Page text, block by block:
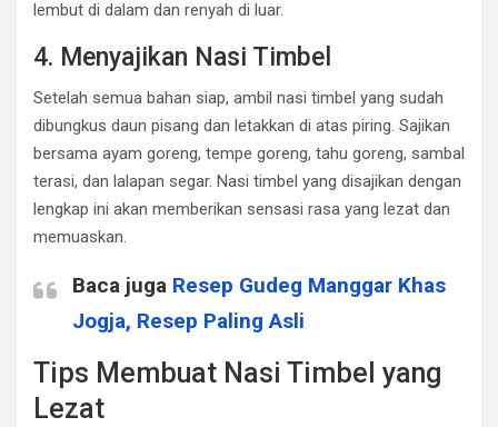
lembut di dalam dan renyah di luar.
4. Menyajikan Nasi Timbel
Setelah semua bahan siap, ambil nasi timbel yang sudah
dibungkus daun pisang dan letakkan di atas piring. Sajikan
bersama ayam goreng, tempe goreng, tahu goreng, sambal
terasi, dan lalapan segar. Nasi timbel yang disajikan dengan
lengkap ini akan memberikan sensasi rasa yang lezat dan
memuaskan.
Baca juga Resep Gudeg Manggar Khas
Jogja, Resep Paling Asli
Tips Membuat Nasi Timbel yang
Lezat